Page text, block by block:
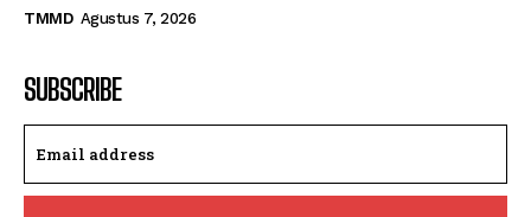
TMMD Agustus 7, 2026
SUBSCRIBE